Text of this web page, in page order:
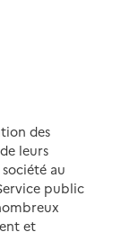
des
leurs
au
public
et